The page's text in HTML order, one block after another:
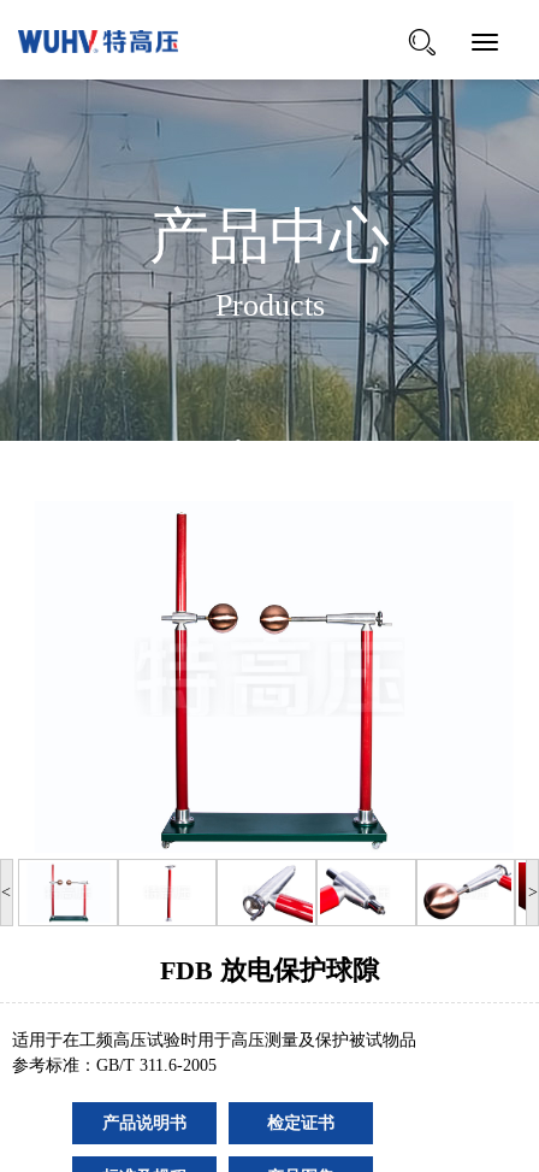
Toggle
产品中心
Products
< >
FDB 放电保护球隙
适用于在工频高压试验时用于高压测量及保护被试物品
参考标准：GB/T 311.6-2005
产品说明书 检定证书